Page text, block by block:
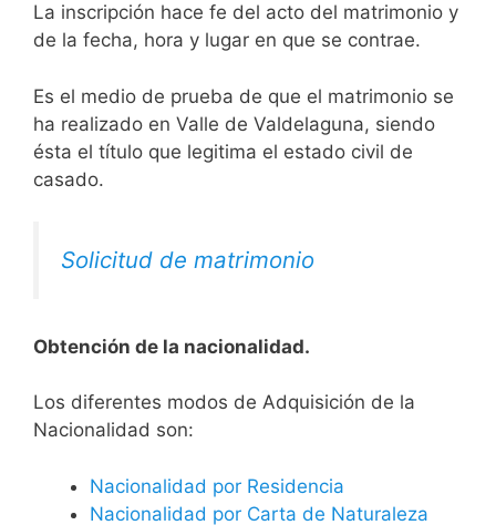
La inscripción hace fe del acto del matrimonio y
de la fecha, hora y lugar en que se contrae.
Es el medio de prueba de que el matrimonio se
ha realizado en Valle de Valdelaguna, siendo
ésta el título que legitima el estado civil de
casado.
Solicitud de matrimonio
Obtención de la nacionalidad.
​​​Los diferentes modos de Adquisición de la
Nacionalidad son:
Nacionalidad por Residencia
Nacionalidad por Carta de Naturaleza